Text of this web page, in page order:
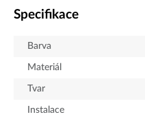
Specifikace
Barva
Materiál
Tvar
Instalace